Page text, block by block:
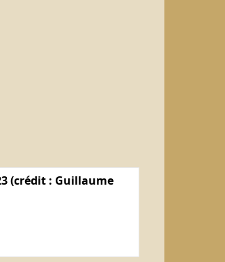
(crédit : Guillaume